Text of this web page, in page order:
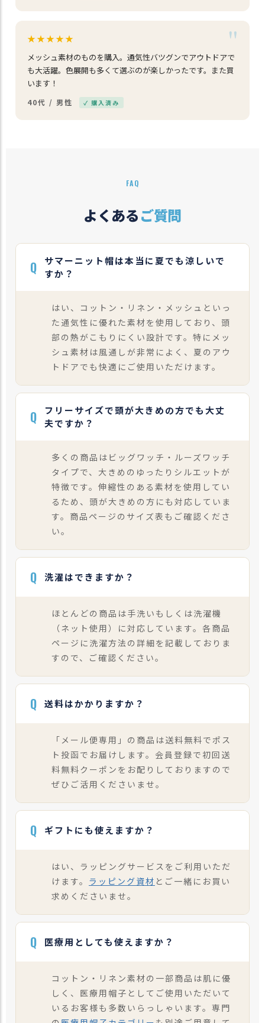
★★★★★
メッシュ素材のものを購入。通気性バツグンでアウトドアで
も大活躍。色展開も多くて選ぶのが楽しかったです。また買
います！
40代 / 男性 ✓ 購入済み
FAQ
よくあるご質問
Q
サマーニット帽は本当に夏でも涼しいで
すか？
はい、コットン・リネン・メッシュといっ
た通気性に優れた素材を使用しており、頭
部の熱がこもりにくい設計です。特にメッ
シュ素材は風通しが非常によく、夏のアウ
トドアでも快適にご使用いただけます。
Q
フリーサイズで頭が大きめの方でも大丈
夫ですか？
多くの商品はビッグワッチ・ルーズワッチ
タイプで、大きめのゆったりシルエットが
特徴です。伸縮性のある素材を使用してい
るため、頭が大きめの方にも対応していま
す。商品ページのサイズ表もご確認くださ
い。
Q 洗濯はできますか？
ほとんどの商品は手洗いもしくは洗濯機
（ネット使用）に対応しています。各商品
ページに洗濯方法の詳細を記載しておりま
すので、ご確認ください。
Q 送料はかかりますか？
「メール便専用」の商品は送料無料でポス
ト投函でお届けします。会員登録で初回送
料無料クーポンをお配りしておりますので
ぜひご活用くださいませ。
Q ギフトにも使えますか？
はい、ラッピングサービスをご利用いただ
けます。 ラッピング資材 とご一緒にお買い
求めくださいませ。
Q 医療用としても使えますか？
コットン・リネン素材の一部商品は肌に優
しく、医療用帽子としてご使用いただいて
いるお客様も多数いらっしゃいます。専門